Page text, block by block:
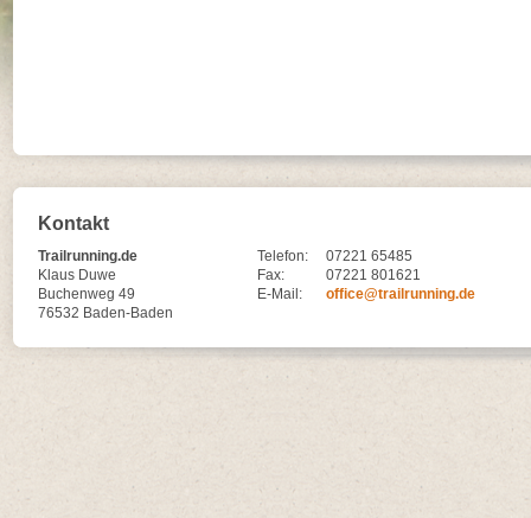
Kontakt
Trailrunning.de
Klaus Duwe
Buchenweg 49
76532 Baden-Baden
Telefon:
07221 65485
Fax:
07221 801621
E-Mail:
office@trailrunning.de